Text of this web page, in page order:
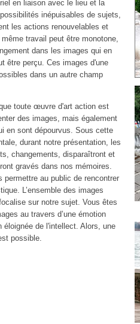
en liaison avec le lieu et la
inépuisables de sujets,
les actions renouvelables et
travail peut être monotone,
dans les images qui en
être perçu. Ces images d'une
dans un autre champ
toute œuvre d'art action est
des images, mais également
en sont dépourvus. Sous cette
durant notre présentation, les
changements, disparaîtront et
gravés dans nos mémoires.
permettre au public de rencontrer
L’ensemble des images
sur notre sujet. Vous êtes
au travers d’une émotion
éloignée de l'intellect. Alors, une
possible.